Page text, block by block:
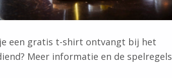
een gratis t-shirt ontvangt bij het
Meer informatie en de spelregels